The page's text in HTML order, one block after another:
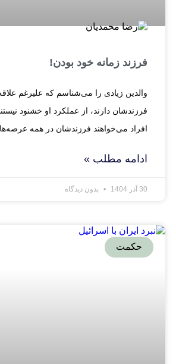
فرزند زمانه خود بودن!
والدین زیادی را می‌شناسم که علیرغم
فرزندشان دارند، از عملکرد او خشنود
افراد می‌خواهند فرزندشان در همه عرصه‌ها
ادامه مطلب »
30 آذر 1404 بدون دیدگاه
حکمت